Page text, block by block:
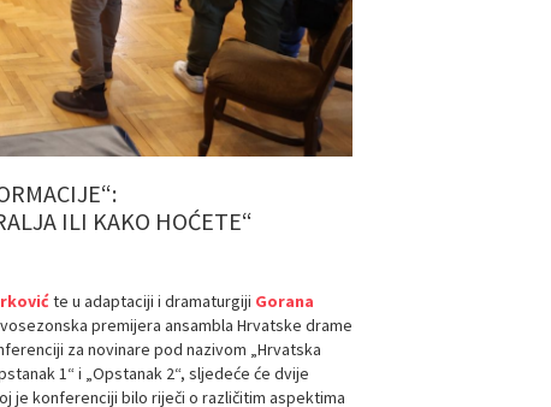
ILI KAKO HOĆETE“
te u adaptaciji i dramaturgiji Gorana
premijera ansambla Hrvatske drame
za novinare pod nazivom „Hrvatska
1“ i „Opstanak 2“, sljedeće će dvije
je konferenciji bilo riječi o različitim aspektima